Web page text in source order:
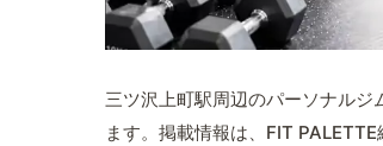
三ツ沢上町駅周辺のパーソナル
ます。掲載情報は、FIT